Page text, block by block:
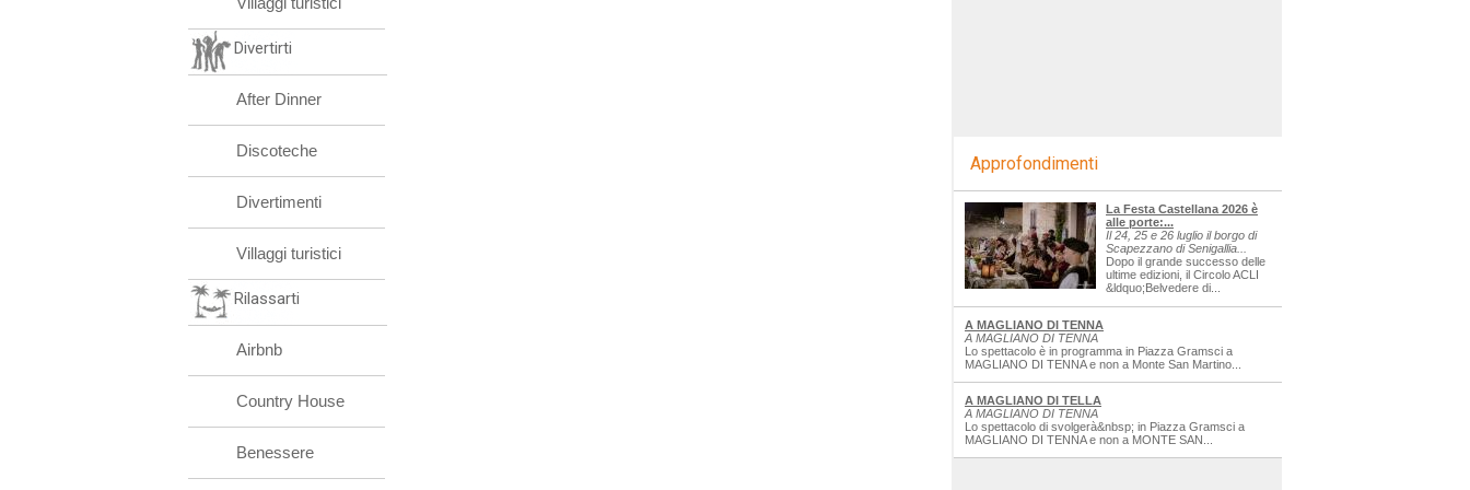
Divertirti
After Dinner
Discoteche
Divertimenti
Villaggi turistici
Rilassarti
Airbnb
Country House
Benessere
Approfondimenti
La Festa Castellana 2026 è
alle porte:...
Il 24, 25 e 26 luglio il borgo di
Scapezzano di Senigallia...
Dopo il grande successo delle
ultime edizioni, il Circolo ACLI
&ldquo;Belvedere di...
A MAGLIANO DI TENNA
A MAGLIANO DI TENNA
Lo spettacolo è in programma in Piazza Gramsci a
MAGLIANO DI TENNA e non a Monte San Martino...
A MAGLIANO DI TELLA
A MAGLIANO DI TENNA
Lo spettacolo di svolgerà&nbsp; in Piazza Gramsci a
MAGLIANO DI TENNA e non a MONTE SAN...